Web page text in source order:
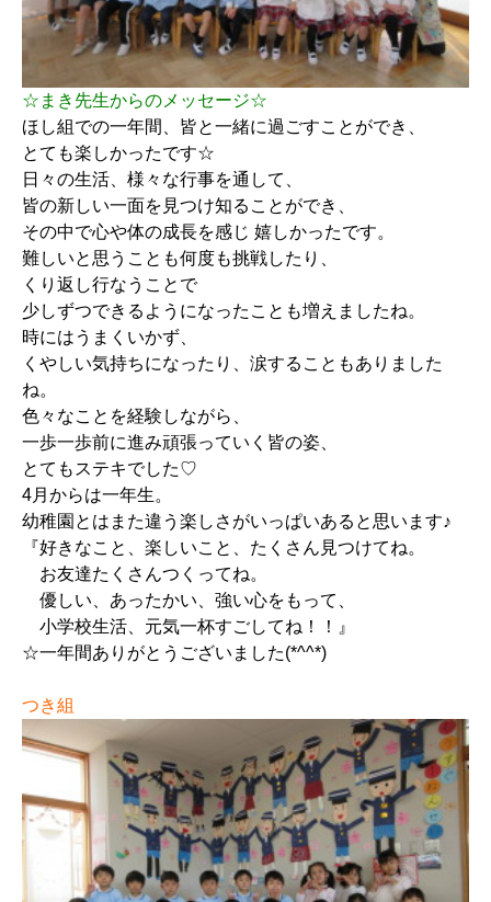
☆まき先生からのメッセージ☆
ほし組での一年間、皆と一緒に過ごすことができ、
とても楽しかったです☆
日々の生活、様々な行事を通して、
皆の新しい一面を見つけ知ることができ、
その中で心や体の成長を感じ 嬉しかったです。
難しいと思うことも何度も挑戦したり、
くり返し行なうことで
少しずつできるようになったことも増えましたね。
時にはうまくいかず、
くやしい気持ちになったり、涙することもありました
ね。
色々なことを経験しながら、
一歩一歩前に進み頑張っていく皆の姿、
とてもステキでした♡
4月からは一年生。
幼稚園とはまた違う楽しさがいっぱいあると思います♪
『好きなこと、楽しいこと、たくさん見つけてね。
お友達たくさんつくってね。
優しい、あったかい、強い心をもって、
小学校生活、元気一杯すごしてね！！』
☆一年間ありがとうございました(*^^*)
つき組